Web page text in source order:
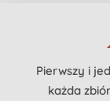
Pierwszy i
każda